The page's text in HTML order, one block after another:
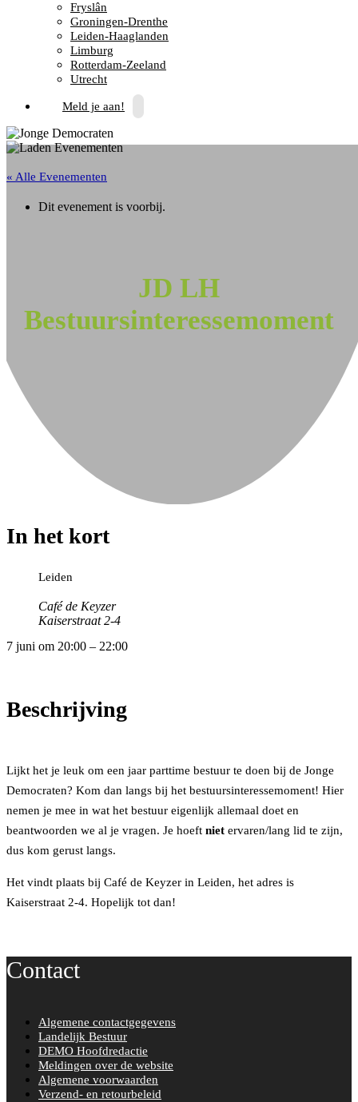
Fryslân
Groningen-Drenthe
Leiden-Haaglanden
Limburg
Rotterdam-Zeeland
Utrecht
Meld je aan!
« Alle Evenementen
Dit evenement is voorbij.
JD LH
Bestuursinteressemoment
In het kort
Leiden
Café de Keyzer
Kaiserstraat 2-4
7 juni om 20:00 – 22:00
Beschrijving
Lijkt het je leuk om een jaar parttime bestuur te doen bij de Jonge
Democraten? Kom dan langs bij het bestuursinteressemoment! Hier
nemen je mee in wat het bestuur eigenlijk allemaal doet en
beantwoorden we al je vragen. Je hoeft niet ervaren/lang lid te zijn,
dus kom gerust langs.
Het vindt plaats bij Café de Keyzer in Leiden, het adres is
Kaiserstraat 2-4. Hopelijk tot dan!
Contact
Algemene contactgegevens
Landelijk Bestuur
DEMO Hoofdredactie
Meldingen over de website
Algemene voorwaarden
Verzend- en retourbeleid